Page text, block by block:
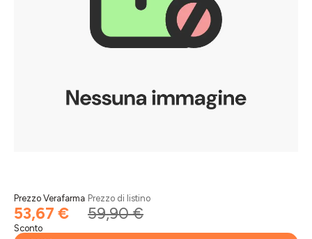
Prezzo Verafarma
53,67 €
Prezzo di listino
59,90 €
Sconto